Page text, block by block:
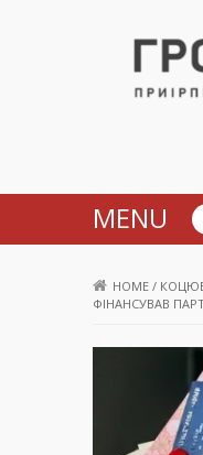
MENU
HOME /
ФІНАНСУВАВ